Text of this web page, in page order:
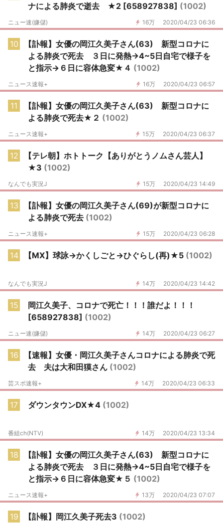
ナによる肺炎で逝去 ★2 [658927838] (1002)
16万 2020/04/23 06:36
ニュー速(嫌儲)
10
【訃報】女優の岡江久美子さん(63) 新型コロナに
よる肺炎で死去 ３日に発熱→4~5日自宅で様子を
と指示→６日に容体急変★４ (1002)
16万 2020/04/23 06:57
ニュース速報+
11
【訃報】女優の岡江久美子さん(63) 新型コロナに
よる肺炎で死去★２ (1002)
15万 2020/04/23 06:37
ニュース速報+
12
【テレ朝】ホトトーク【ありがとうノムさん芸人】
★3 (1002)
15万 2020/04/23 14:49
なんでも実況J
13
【訃報】女優の岡江久美子さん(69)が新型コロナに
よる肺炎で死去 (1002)
15万 2020/04/23 06:28
ニュース速報+
14 【MX】球詠→かくしごと→ひぐらし(再)★5 (1002)
14万 2020/04/23 14:42
なんでも実況J
15
岡江久美子、コロナで死亡！！！誰だよ！！！
[658927838] (1002)
14万 2020/04/23 06:27
ニュー速(嫌儲)
16
【速報】女優・岡江久美子さんコロナによる肺炎で死
去 夫は大和田獏さん (1002)
14万 2020/04/23 06:33
芸スポ速報+
17 ダウンタウンDX★4 (1002)
14万 2020/04/23 13:34
番組ch(NTV)
18
【訃報】女優の岡江久美子さん(63) 新型コロナに
よる肺炎で死去 ３日に発熱→4~5日自宅で様子を
と指示→６日に容体急変★５ (1002)
13万 2020/04/23 07:07
ニュース速報+
19 【訃報】岡江久美子死去3 (1002)